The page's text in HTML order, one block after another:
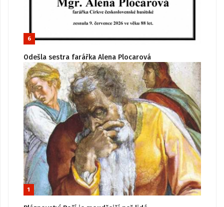
6
Odešla sestra farářka Alena Plocarová
1